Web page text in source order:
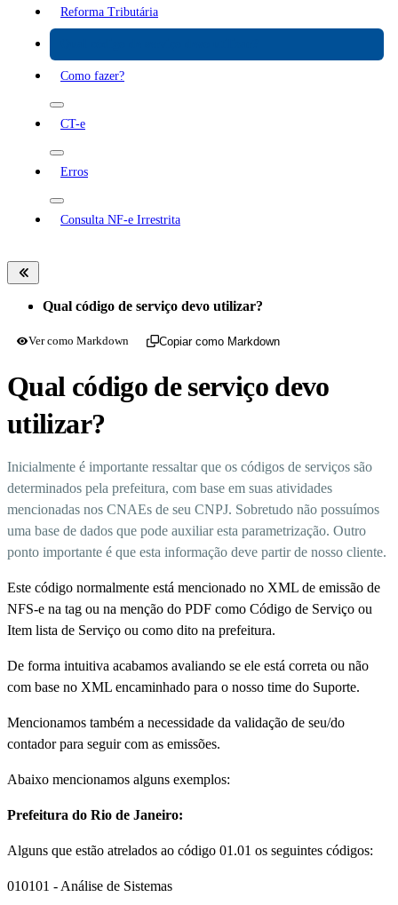
Reforma Tributária
Como fazer?
CT-e
Erros
Consulta NF-e Irrestrita
Qual código de serviço devo utilizar?
Ver como Markdown Copiar como Markdown
Qual código de serviço devo
utilizar?
Inicialmente é importante ressaltar que os códigos de serviços são
determinados pela prefeitura, com base em suas atividades
mencionadas nos CNAEs de seu CNPJ. Sobretudo não possuímos
uma base de dados que pode auxiliar esta parametrização. Outro
ponto importante é que esta informação deve partir de nosso cliente.
Este código normalmente está mencionado no XML de emissão de
NFS-e na tag ou na menção do PDF como Código de Serviço ou
Item lista de Serviço ou como dito na prefeitura.
De forma intuitiva acabamos avaliando se ele está correta ou não
com base no XML encaminhado para o nosso time do Suporte.
Mencionamos também a necessidade da validação de seu/do
contador para seguir com as emissões.
Abaixo mencionamos alguns exemplos:
Prefeitura do Rio de Janeiro:
Alguns que estão atrelados ao código 01.01 os seguintes códigos:
010101 - Análise de Sistemas